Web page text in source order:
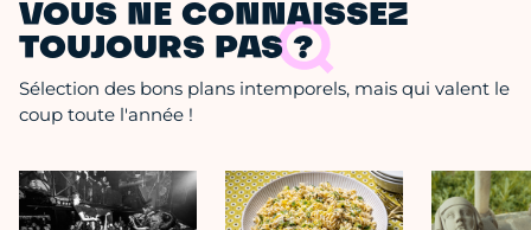
VOUS NE CONNAISSEZ
TOUJOURS PAS ?
Sélection des bons plans intemporels, mais qui valent le
coup toute l'année !